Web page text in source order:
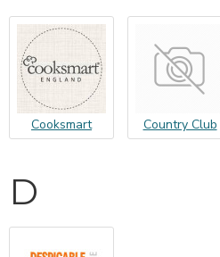
Cooksmart Country Club
D